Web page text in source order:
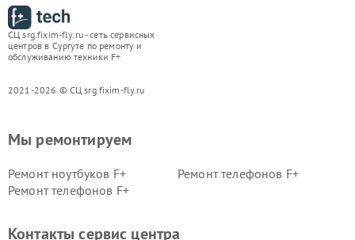
СЦ srg.fixim-fly.ru - сеть сервисных
центров в Сургуте по ремонту и
обслуживанию техники F+
2021-2026 © СЦ srg.fixim-fly.ru
Мы ремонтируем
Ремонт ноутбуков F+
Ремонт телефонов F+
Ремонт телефонов F+
Контакты сервис центра